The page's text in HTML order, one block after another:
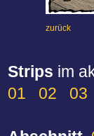
zurück
Strips im
01
02 03